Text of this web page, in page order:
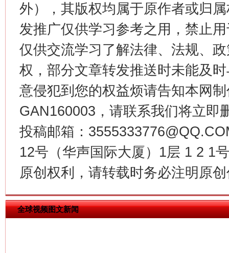
外），其版权均属于原作者或归
发推广仅供学习参考之用，禁止
仅供交流学习了解法律、法规、
权，部分文章转发推送时未能及
意侵犯到您的权益烦请告知本网
GAN160003，请联系我们将立即
投稿邮箱：
12号（华声国际大厦）1层 1 2 1
原创权利，请转载时务必注明原
全球视频图文新闻
这是一记警钟！ 谢
在谋一域中谋全局